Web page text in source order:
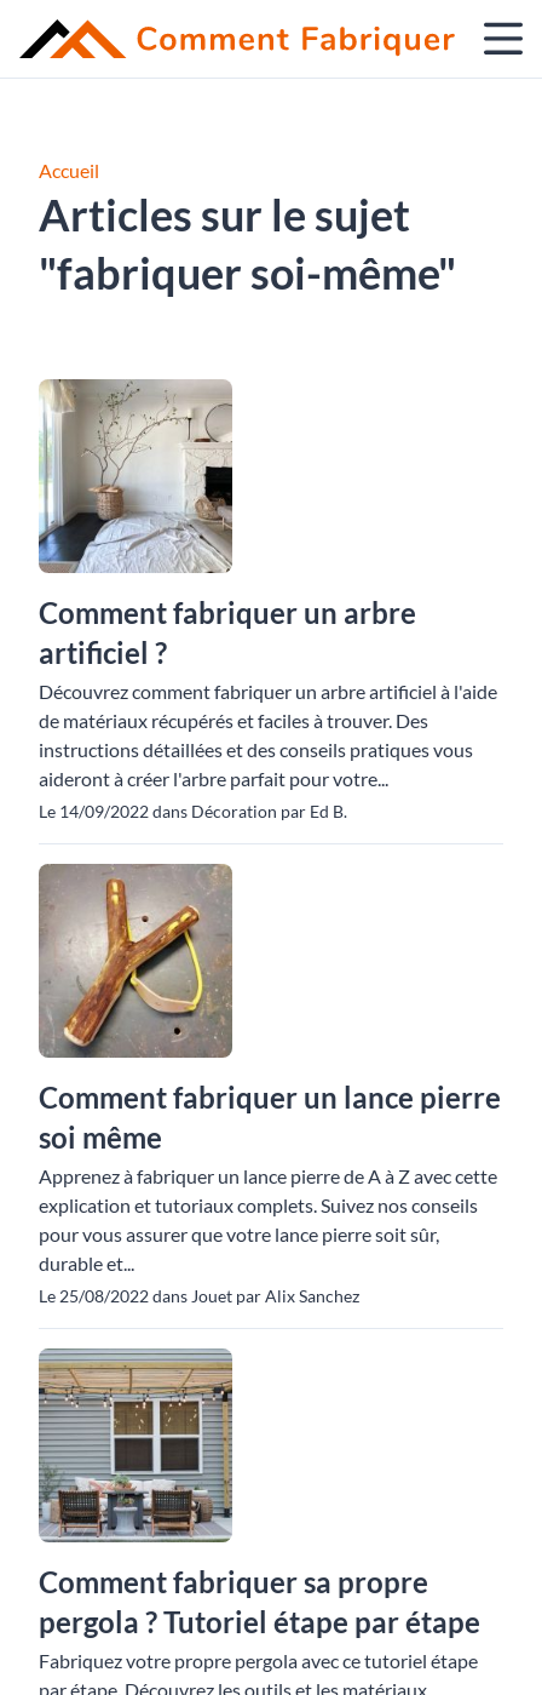
Accueil
Articles sur le sujet
"fabriquer soi-même"
Comment fabriquer un arbre
artificiel ?
Découvrez comment fabriquer un arbre artificiel à l'aide
de matériaux récupérés et faciles à trouver. Des
instructions détaillées et des conseils pratiques vous
aideront à créer l'arbre parfait pour votre...
Le 14/09/2022 dans Décoration par Ed B.
Comment fabriquer un lance pierre
soi même
Apprenez à fabriquer un lance pierre de A à Z avec cette
explication et tutoriaux complets. Suivez nos conseils
pour vous assurer que votre lance pierre soit sûr,
durable et...
Le 25/08/2022 dans Jouet par Alix Sanchez
Comment fabriquer sa propre
pergola ? Tutoriel étape par étape
Fabriquez votre propre pergola avec ce tutoriel étape
par étape. Découvrez les outils et les matériaux